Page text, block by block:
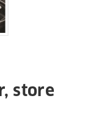
store